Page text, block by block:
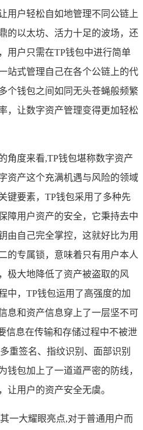
用户轻松自如地管理不同公链上
的以太坊、活力十足的波场，还
用户只需在TP钱包中进行简单
站式管理自己在各个公链上的代
个钱包之间如同无头苍蝇般频繁
，让数字资产管理变得更加轻松
角度来看,TP钱包堪称数字资产
资产这个充满机遇与风险的领域
键要素，TP钱包采用了多种先
障用户资产的安全，它秉持去中
由自己完全掌控，这就好比为用
的专属锁，意味着只有用户本人
极大地降低了资产被盗取的风
中，TP钱包运用了高强度的加
息和资产信息穿上了一层坚不可
信息在传输和存储过程中不被泄
重签名、指纹识别、面部识别
钱包加上了一道道严密的防线，
让用户的资产安全无虞。
一大耀眼亮点,对于普通用户而